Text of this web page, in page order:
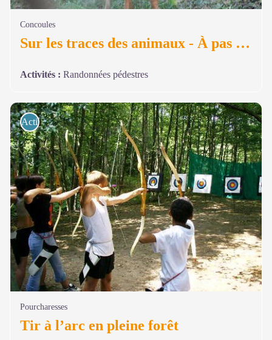
Concoules
Sur les traces des animaux - À pas de loup
Activités : Randonnées pédestres
Activités de pleine nature
Pourcharesses
Tir à l’arc en pleine forêt